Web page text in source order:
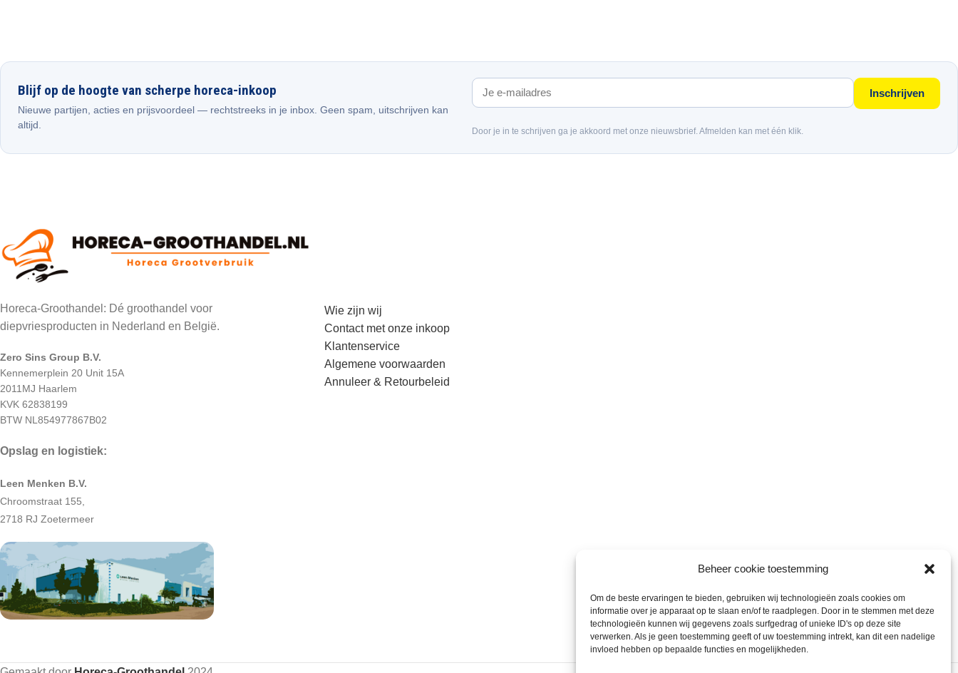
Beheer cookie toestemming
Om de beste ervaringen te bieden, gebruiken wij technologieën zoals cookies om
informatie over je apparaat op te slaan en/of te raadplegen. Door in te stemmen met deze
technologieën kunnen wij gegevens zoals surfgedrag of unieke ID's op deze site
verwerken. Als je geen toestemming geeft of uw toestemming intrekt, kan dit een nadelige
invloed hebben op bepaalde functies en mogelijkheden.
Blijf op de hoogte van scherpe horeca-inkoop
Nieuwe partijen, acties en prijsvoordeel — rechtstreeks in je inbox. Geen spam, uitschrijven kan
altijd.
Inschrijven
Door je in te schrijven ga je akkoord met onze nieuwsbrief. Afmelden kan met één klik.
Horeca-Groothandel: Dé groothandel voor
diepvriesproducten in Nederland en België.
Zero Sins Group B.V.
Kennemerplein 20 Unit 15A
2011MJ Haarlem
KVK 62838199
BTW NL854977867B02
Opslag en logistiek:
Leen Menken B.V.
Chroomstraat 155,
2718 RJ Zoetermeer
Wie zijn wij
Contact met onze inkoop
Klantenservice
Algemene voorwaarden
Annuleer & Retourbeleid